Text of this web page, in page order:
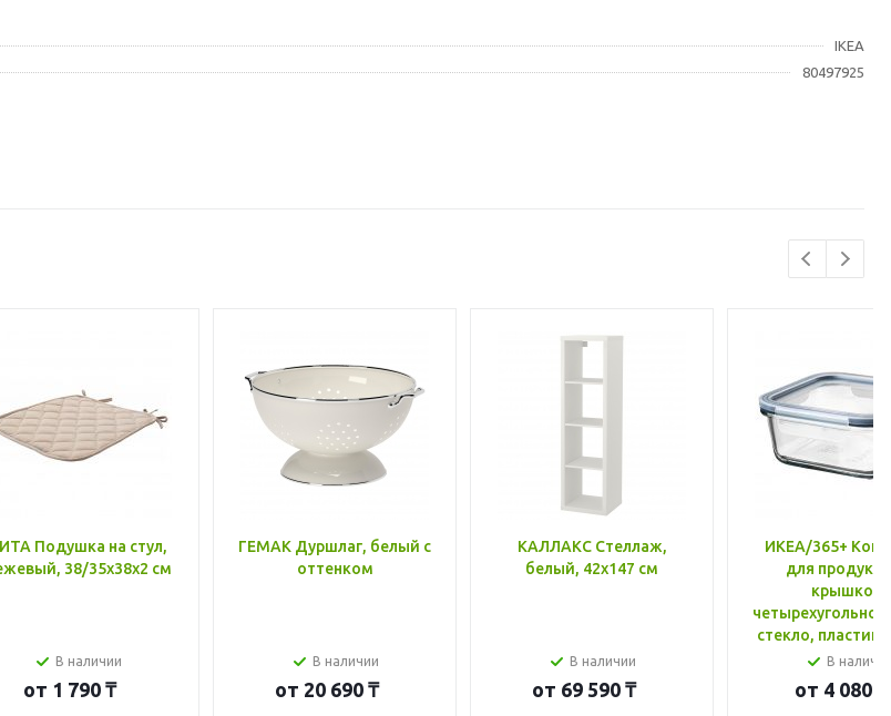
IKEA
80497925
Подушка на стул,
38/35x38x2 см
В наличии
от 1 790 ₸
ГЕМАК Дуршлаг, белый с
оттенком
В наличии
от 20 690 ₸
КАЛЛАКС Стеллаж,
белый, 42x147 см
В наличии
от 69 590 ₸
ИКЕА/365+
для
крышкой,
стекло, пластик
600 мл
В
от 4 080 ₸